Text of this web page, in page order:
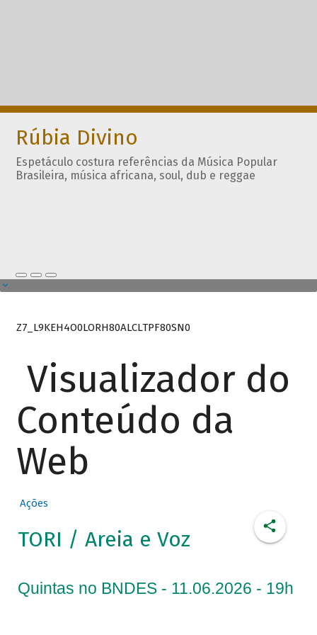
Rúbia Divino
Espetáculo costura referências da Música Popular
Brasileira, música africana, soul, dub e reggae
Z7_L9KEH4O0LORH80ALCLTPF80SN0
Visualizador do
Conteúdo da
Web
Ações
TORI / Areia e Voz
Quintas no BNDES - 11.06.2026 - 19h